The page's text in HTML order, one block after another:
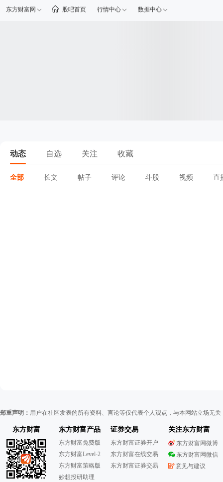
东方财富网 股吧首页 行情中心 数据中心
动态 自选 关注 收藏
全部 长文 帖子 评论 斗股 视频 直
郑重声明： 用户在社区发表的所有资料、言论等仅代表个人观点，与本网站立场无
东方财富 东方财富产品
东方财富免费版
东方财富Level-2
东方财富策略版
妙想投研助理
证券交易
东方财富证券开户
东方财富在线交易
东方财富证券交易
关注东方财富
东方财富网微博
东方财富网微信
意见与建议